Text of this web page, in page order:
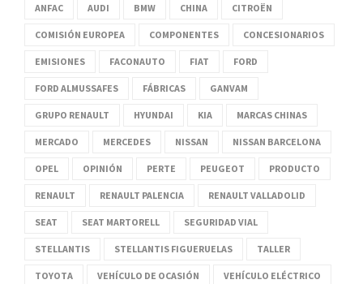
ANFAC AUDI BMW CHINA CITROËN
COMISIÓN EUROPEA COMPONENTES CONCESIONARIOS
EMISIONES FACONAUTO FIAT FORD
FORD ALMUSSAFES FÁBRICAS GANVAM
GRUPO RENAULT HYUNDAI KIA MARCAS CHINAS
MERCADO MERCEDES NISSAN NISSAN BARCELONA
OPEL OPINIÓN PERTE PEUGEOT PRODUCTO
RENAULT RENAULT PALENCIA RENAULT VALLADOLID
SEAT SEAT MARTORELL SEGURIDAD VIAL
STELLANTIS STELLANTIS FIGUERUELAS TALLER
TOYOTA VEHÍCULO DE OCASIÓN VEHÍCULO ELÉCTRICO